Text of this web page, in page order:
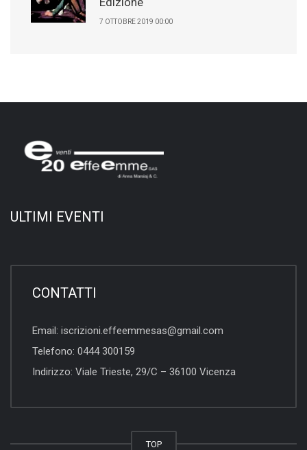
7 OTTOBRE 2019 00:00
ULTIMI EVENTI
CONTATTI
Email: iscrizioni.effeemmesas@gmail.com
Telefono: 0444 300159
Indirizzo: Viale Trieste, 29/C – 36100 Vicenza
TOP